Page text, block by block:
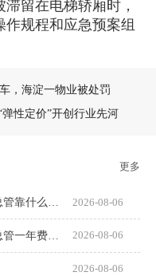
留在电梯轿厢时，
规程和应急预案组
，海淀一物业被处罚
性定价”开创行业先河
更多
2026-08-06
2026-08-06
2026-08-06